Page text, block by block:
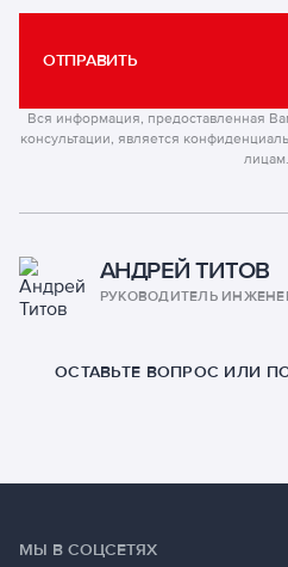
АНДРЕЙ ТИТОВ
РУКОВОДИТЕЛЬ
ОСТАВЬТЕ ВОПРОС ИЛИ
ОТПРАВИТЬ
Вся информация, предоставленная
консультации, является
лицам.
МЫ В СОЦСЕТЯХ